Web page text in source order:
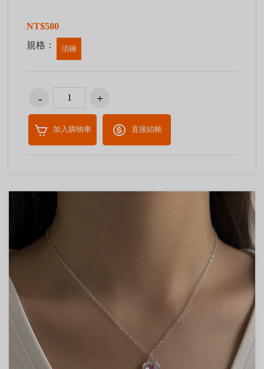
NT$580
規格：
項鍊
加入購物車 直接結帳